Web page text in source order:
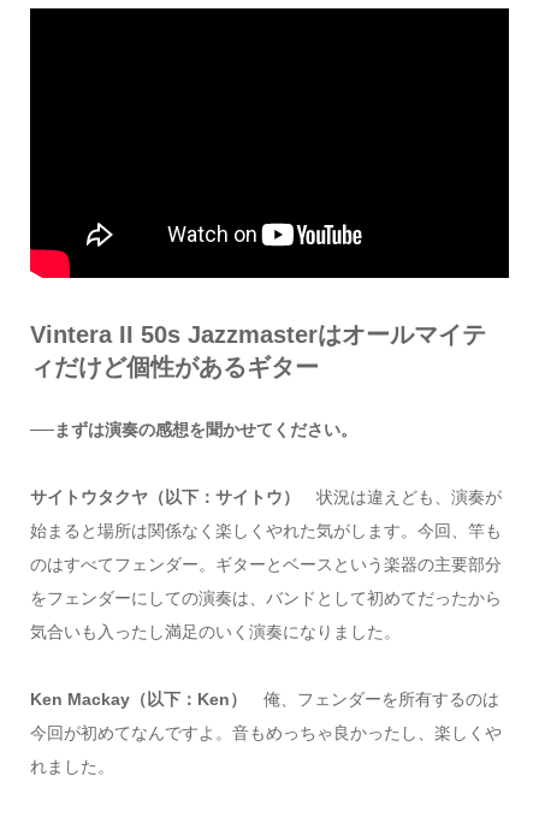
Vintera II 50s Jazzmasterはオールマイテ
ィだけど個性があるギター
──まずは演奏の感想を聞かせてください。
サイトウタクヤ（以下：サイトウ）
状況は違えども、演奏が
始まると場所は関係なく楽しくやれた気がします。今回、竿も
のはすべてフェンダー。ギターとベースという楽器の主要部分
をフェンダーにしての演奏は、バンドとして初めてだったから
気合いも入ったし満足のいく演奏になりました。
Ken Mackay（以下：Ken）
俺、フェンダーを所有するのは
今回が初めてなんですよ。音もめっちゃ良かったし、楽しくや
れました。